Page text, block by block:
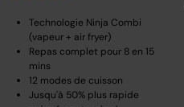
Technologie Ninja Combi
(vapeur + air fryer)
Repas complet pour 8 en 15
mins
12 modes de cuisson
Jusqu'à 50% plus rapide